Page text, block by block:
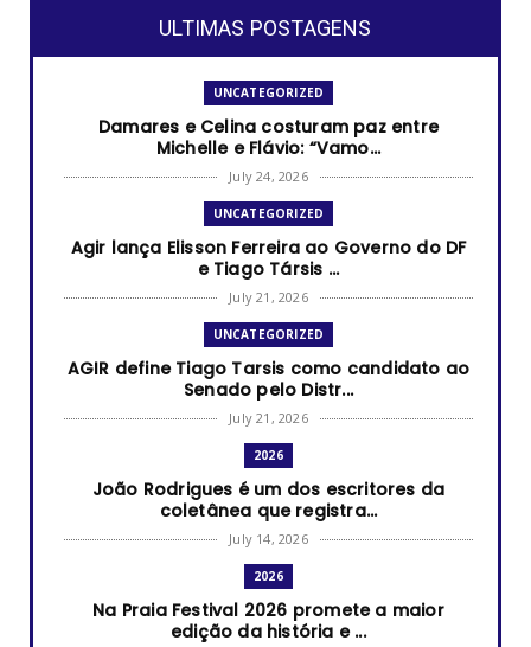
ULTIMAS POSTAGENS
UNCATEGORIZED
Damares e Celina costuram paz entre
Michelle e Flávio: “Vamo...
July 24, 2026
UNCATEGORIZED
Agir lança Elisson Ferreira ao Governo do DF
e Tiago Társis ...
July 21, 2026
UNCATEGORIZED
AGIR define Tiago Tarsis como candidato ao
Senado pelo Distr...
July 21, 2026
2026
João Rodrigues é um dos escritores da
coletânea que registra...
July 14, 2026
2026
Na Praia Festival 2026 promete a maior
edição da história e ...